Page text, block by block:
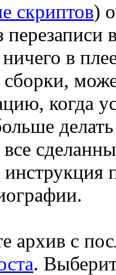
скриптов)
в
когда
все
архив с
.